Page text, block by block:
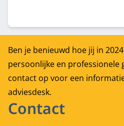
Ben je benieuwd hoe jij in
persoonlijke en professionele
contact op voor een
adviesdesk.
Contact